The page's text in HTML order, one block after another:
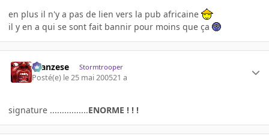
en plus il n'y a pas de lien vers la pub africaine
il y en a qui se sont fait bannir pour moins que ça
ilcanzese Stormtrooper
Posté(e) le 25 mai 200521 a
signature ................ENORME ! ! !